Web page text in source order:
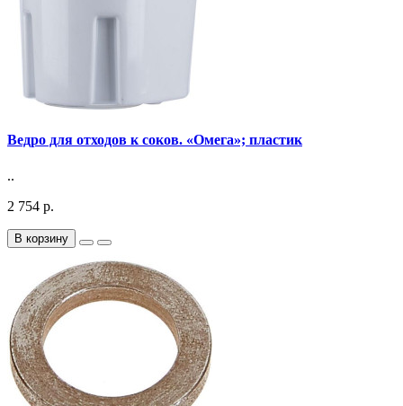
Ведро для отходов к соков. «Омега»; пластик
..
2 754 р.
В корзину